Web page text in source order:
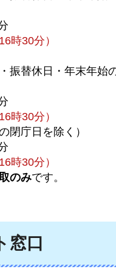
時30分）
振替休日・年末年始
時30分）
閉庁日を除く）
時30分）
のみです。
窓口